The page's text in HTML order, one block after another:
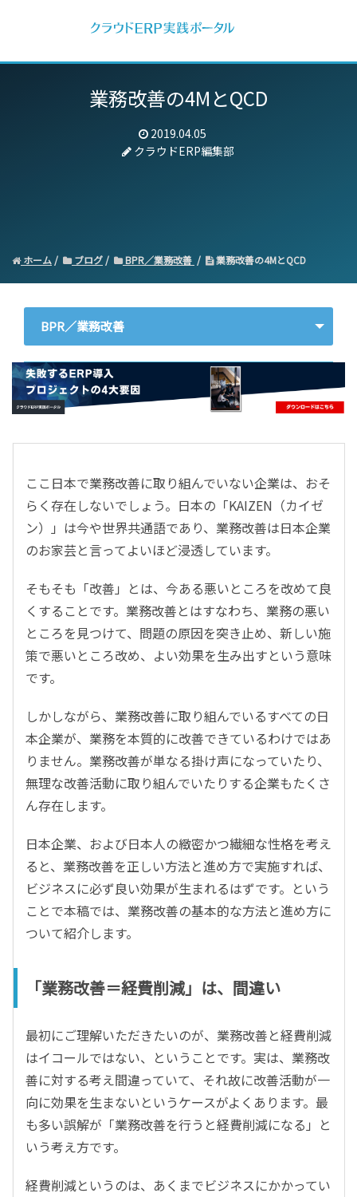
業務改善の4MとQCD
2019.04.05
クラウドERP編集部
ホーム ブログ BPR／業務改善 業務改善の4MとQCD
BPR／業務改善
ERP
会計
CRM／営業支援／Eコマース
DX（2025年の崖）／クラウドコンピューティング
データ分析／BI
ガバナンス／リスク管理
BPR／業務改善
ここ日本で業務改善に取り組んでいない企業は、おそ
らく存在しないでしょう。日本の「KAIZEN（カイゼ
ン）」は今や世界共通語であり、業務改善は日本企業
のお家芸と言ってよいほど浸透しています。
そもそも「改善」とは、今ある悪いところを改めて良
くすることです。業務改善とはすなわち、業務の悪い
ところを見つけて、問題の原因を突き止め、新しい施
策で悪いところ改め、よい効果を生み出すという意味
です。
しかしながら、業務改善に取り組んでいるすべての日
本企業が、業務を本質的に改善できているわけではあ
りません。業務改善が単なる掛け声になっていたり、
無理な改善活動に取り組んでいたりする企業もたくさ
ん存在します。
日本企業、および日本人の緻密かつ繊細な性格を考え
ると、業務改善を正しい方法と進め方で実施すれば、
ビジネスに必ず良い効果が生まれるはずです。という
ことで本稿では、業務改善の基本的な方法と進め方に
ついて紹介します。
「業務改善＝経費削減」は、間違い
最初にご理解いただきたいのが、業務改善と経費削減
はイコールではない、ということです。実は、業務改
善に対する考え間違っていて、それ故に改善活動が一
向に効果を生まないというケースがよくあります。最
も多い誤解が「業務改善を行うと経費削減になる」と
いう考え方です。
経費削減というのは、あくまでビジネスにかかってい